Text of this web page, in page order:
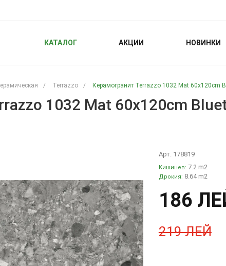
КАТАЛОГ АКЦИИ НОВИНКИ
/ Terrazzo / Керамогранит Terrazzo 1032 Mat 60x120cm
1032 Mat 60x120cm
Арт. 178819
Кишинев: 7.2 m2
Дрокия: 8.64 m2
186
219 ЛЕЙ